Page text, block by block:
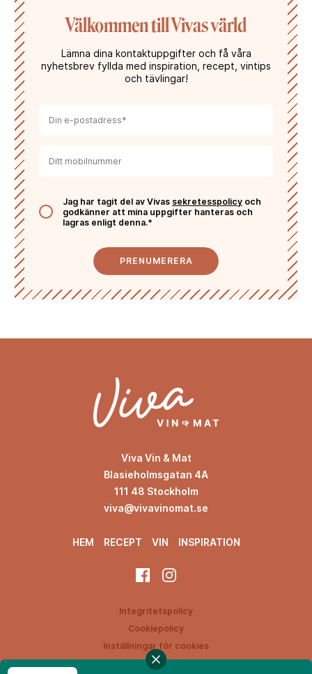
Välkommen till Vivas värld
Lämna dina kontaktuppgifter och få våra
nyhetsbrev fyllda med inspiration, recept, vintips
och tävlingar!
Jag har tagit del av Vivas sekretesspolicy och
godkänner att mina uppgifter hanteras och
lagras enligt denna.*
PRENUMERERA
Viva Vin & Mat
Blasieholmsgatan 4A
111 48 Stockholm
viva@vivavinomat.se
HEM RECEPT VIN INSPIRATION
Integritetspolicy
Cookiepolicy
Inställningar för cookies